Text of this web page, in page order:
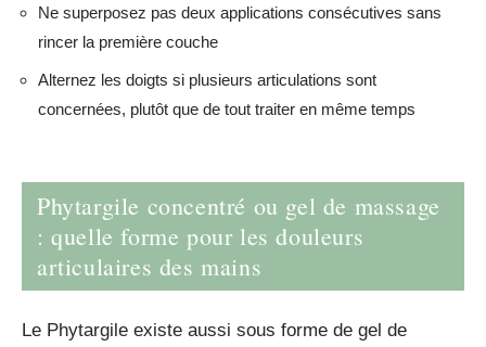
Ne superposez pas deux applications consécutives sans
rincer la première couche
Alternez les doigts si plusieurs articulations sont
concernées, plutôt que de tout traiter en même temps
Phytargile concentré ou gel de massage
: quelle forme pour les douleurs
articulaires des mains
Le Phytargile existe aussi sous forme de gel de